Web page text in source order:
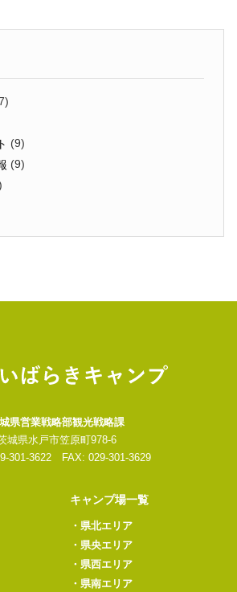
(9)
(9)
県営業戦略部観光戦略課
城県水戸市笠原町978-6
301-3622 FAX: 029-301-3629
キャンプ場一覧
・ 県北エリア
・ 県央エリア
・ 県西エリア
・ 県南エリア